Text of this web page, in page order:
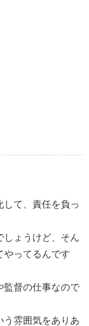
して、責任を負っ
しょうけど、そん
やってるんです
監督の仕事なので
う雰囲気をありあ